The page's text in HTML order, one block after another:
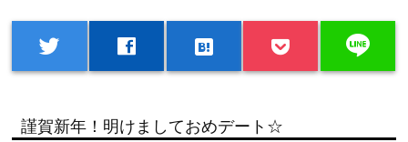
twitter facebook hatenabookmark line
謹賀新年！明けましておめデート☆